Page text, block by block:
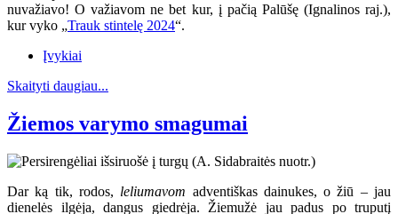
nuvažiavo! O važiavom ne bet kur, į pačią Palūšę (Ignalinos raj.),
kur vyko „Trauk stintelę 2024“.
Įvykiai
Skaityti daugiau...
Žiemos varymo smagumai
Dar ką tik, rodos, leliumavom adventiškas dainukes, o žiū – jau
dienelės ilgėja, dangus giedrėja. Žiemužė jau padus po truputį